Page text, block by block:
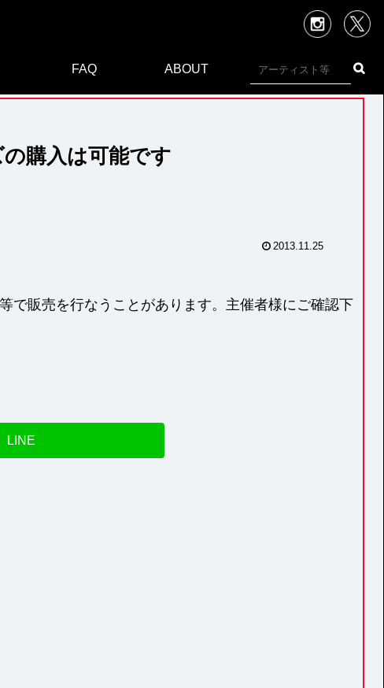
X
FAQ ABOUT
購入は可能です
2013.11.25
で販売を行なうことがあります。主催者様にご確認下
LINE